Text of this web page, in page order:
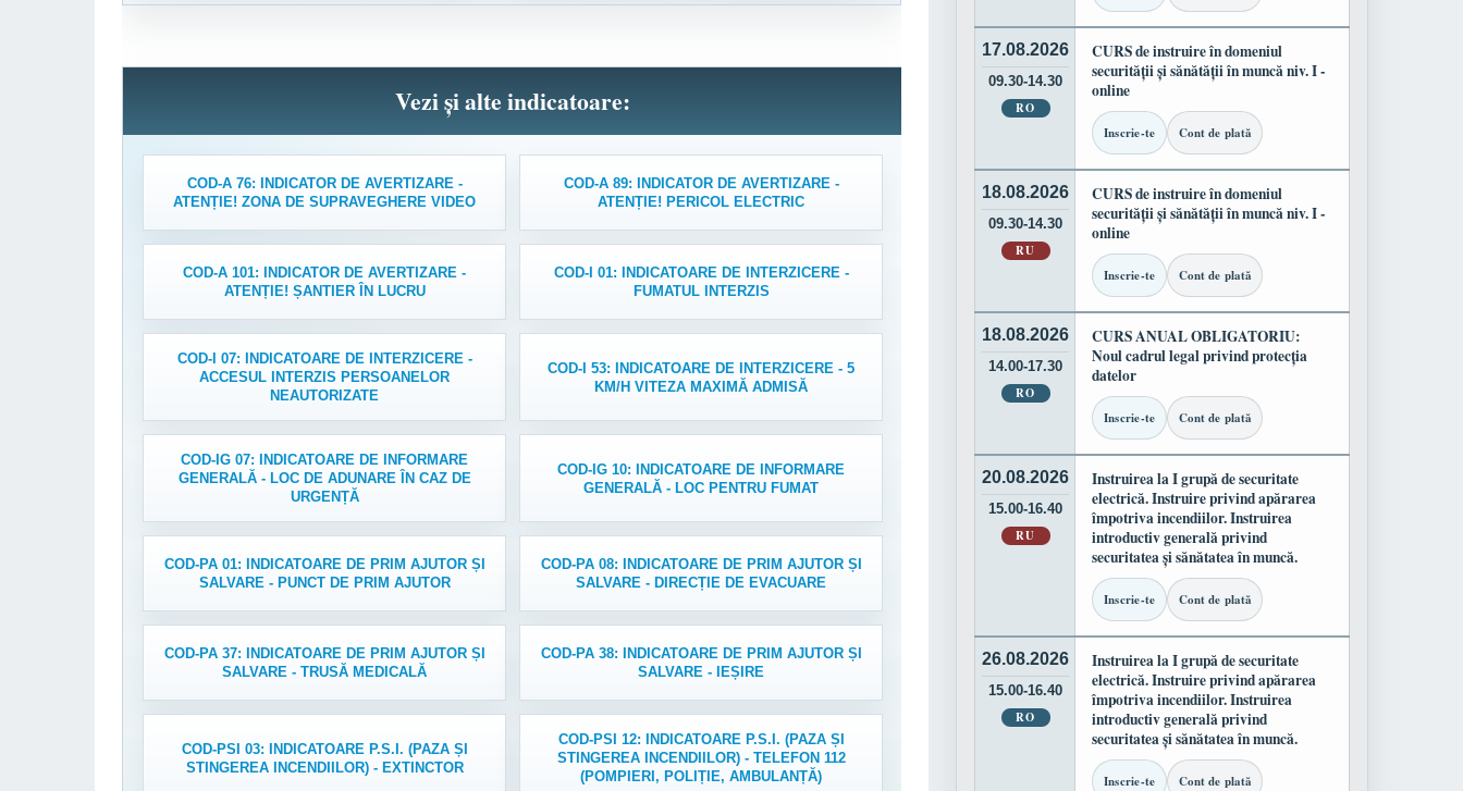
Vezi și alte indicatoare:
COD-A 76: INDICATOR DE AVERTIZARE -
ATENȚIE! ZONA DE SUPRAVEGHERE VIDEO
COD-A 89: INDICATOR DE AVERTIZARE -
ATENȚIE! PERICOL ELECTRIC
COD-A 101: INDICATOR DE AVERTIZARE -
ATENȚIE! ȘANTIER ÎN LUCRU
COD-I 01: INDICATOARE DE INTERZICERE -
FUMATUL INTERZIS
COD-I 07: INDICATOARE DE INTERZICERE -
ACCESUL INTERZIS PERSOANELOR
NEAUTORIZATE
COD-I 53: INDICATOARE DE INTERZICERE - 5
KM/H VITEZA MAXIMĂ ADMISĂ
COD-IG 07: INDICATOARE DE INFORMARE
GENERALĂ - LOC DE ADUNARE ÎN CAZ DE
URGENȚĂ
COD-IG 10: INDICATOARE DE INFORMARE
GENERALĂ - LOC PENTRU FUMAT
COD-PA 01: INDICATOARE DE PRIM AJUTOR ȘI
SALVARE - PUNCT DE PRIM AJUTOR
COD-PA 08: INDICATOARE DE PRIM AJUTOR ȘI
SALVARE - DIRECȚIE DE EVACUARE
COD-PA 37: INDICATOARE DE PRIM AJUTOR ȘI
SALVARE - TRUSĂ MEDICALĂ
COD-PA 38: INDICATOARE DE PRIM AJUTOR ȘI
SALVARE - IEȘIRE
COD-PSI 03: INDICATOARE P.S.I. (PAZA ȘI
STINGEREA INCENDIILOR) - EXTINCTOR
COD-PSI 12: INDICATOARE P.S.I. (PAZA ȘI
STINGEREA INCENDIILOR) - TELEFON 112
(POMPIERI, POLIȚIE, AMBULANȚĂ)
17.08.2026
09.30-14.30
RO
CURS de instruire în domeniul
securității și sănătății în muncă niv. I -
online
Inscrie-te Cont de plată
18.08.2026
09.30-14.30
RU
CURS de instruire în domeniul
securității și sănătății în muncă niv. I -
online
Inscrie-te Cont de plată
18.08.2026
14.00-17.30
RO
CURS ANUAL OBLIGATORIU:
Noul cadrul legal privind protecția
datelor
Inscrie-te Cont de plată
20.08.2026
15.00-16.40
RU
Instruirea la I grupă de securitate
electrică. Instruire privind apărarea
împotriva incendiilor. Instruirea
introductiv generală privind
securitatea și sănătatea în muncă.
Inscrie-te Cont de plată
26.08.2026
15.00-16.40
RO
Instruirea la I grupă de securitate
electrică. Instruire privind apărarea
împotriva incendiilor. Instruirea
introductiv generală privind
securitatea și sănătatea în muncă.
Inscrie-te Cont de plată